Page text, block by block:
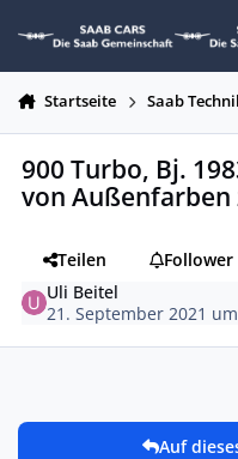
Startseite Saab
900 Turbo, Bj.
von
Teilen
Follower
Uli Beitel
21. September 2021
Auf